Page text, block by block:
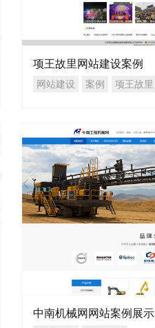
项王故里网站建设案例
网站建设 案例 项王故里
中南机械网网站案例展示